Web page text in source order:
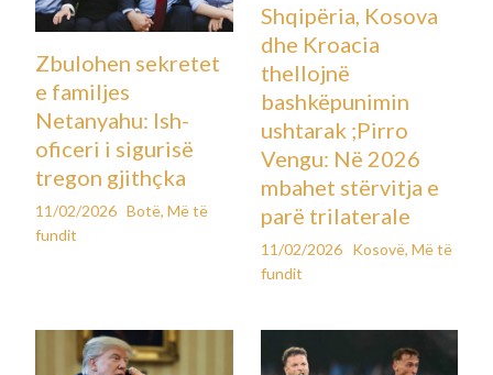
Zbulohen sekretet
e familjes
Netanyahu: Ish-
oficeri i sigurisë
tregon gjithçka
11/02/2026 Botë,Më të
fundit
Shqipëria, Kosova
dhe Kroacia
thellojnë
bashkëpunimin
ushtarak ;Pirro
Vengu: Në 2026
mbahet stërvitja e
parë trilaterale
11/02/2026 Kosovë, Më të
fundit